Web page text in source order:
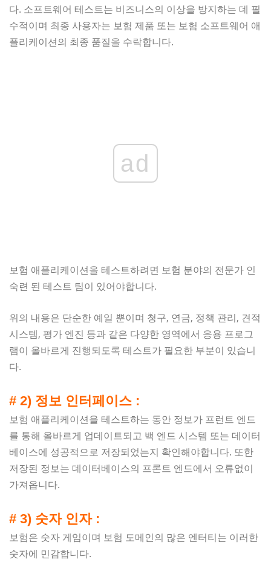
다. 소프트웨어 테스트는 비즈니스의 이상을 방지하는 데 필
수적이며 최종 사용자는 보험 제품 또는 보험 소프트웨어 애
플리케이션의 최종 품질을 수락합니다.
ad
보험 애플리케이션을 테스트하려면 보험 분야의 전문가 인
숙련 된 테스트 팀이 있어야합니다.
위의 내용은 단순한 예일 뿐이며 청구, 연금, 정책 관리, 견적
시스템, 평가 엔진 등과 같은 다양한 영역에서 응용 프로그
램이 올바르게 진행되도록 테스트가 필요한 부분이 있습니
다.
# 2) 정보 인터페이스 :
보험 애플리케이션을 테스트하는 동안 정보가 프런트 엔드
를 통해 올바르게 업데이트되고 백 엔드 시스템 또는 데이터
베이스에 성공적으로 저장되었는지 확인해야합니다. 또한
저장된 정보는 데이터베이스의 프론트 엔드에서 오류없이
가져옵니다.
# 3) 숫자 인자 :
보험은 숫자 게임이며 보험 도메인의 많은 엔터티는 이러한
숫자에 민감합니다.